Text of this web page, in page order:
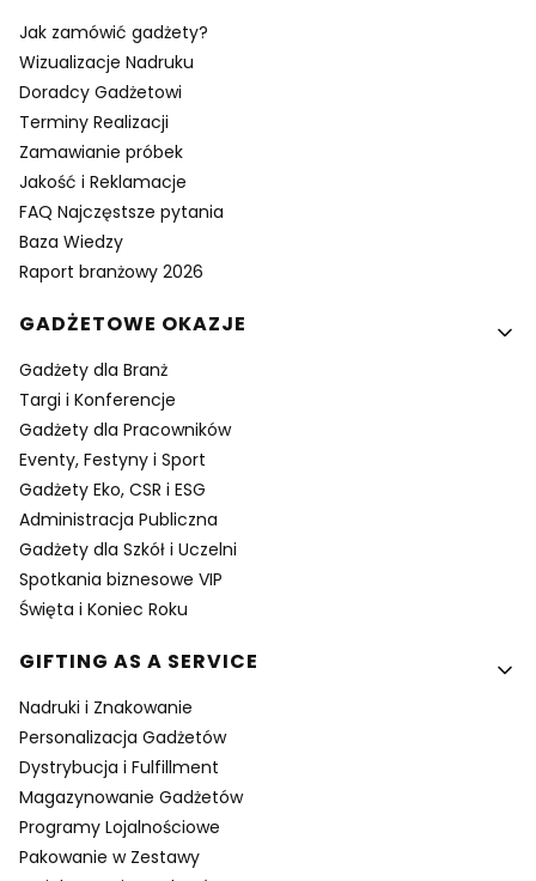
Jak zamówić gadżety?
Wizualizacje Nadruku
Doradcy Gadżetowi
Terminy Realizacji
Zamawianie próbek
Jakość i Reklamacje
FAQ Najczęstsze pytania
Baza Wiedzy
Raport branżowy 2026
GADŻETOWE OKAZJE
Gadżety dla Branż
Targi i Konferencje
Gadżety dla Pracowników
Eventy, Festyny i Sport
Gadżety Eko, CSR i ESG
Administracja Publiczna
Gadżety dla Szkół i Uczelni
Spotkania biznesowe VIP
Święta i Koniec Roku
GIFTING AS A SERVICE
Nadruki i Znakowanie
Personalizacja Gadżetów
Dystrybucja i Fulfillment
Magazynowanie Gadżetów
Programy Lojalnościowe
Pakowanie w Zestawy